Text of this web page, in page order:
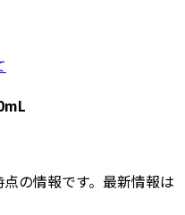
点の情報です。最新情報は